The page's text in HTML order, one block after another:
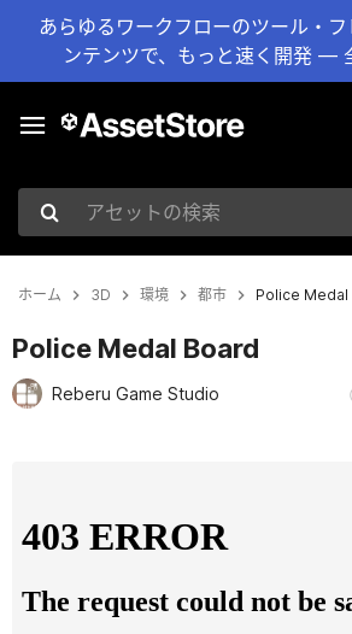
あらゆるワークフローのツール・
ンテンツで、もっと速く開発 —
アセットの検索
ホーム 3D 環境 都市 Police Medal
Police Medal Board
Reberu Game Studio